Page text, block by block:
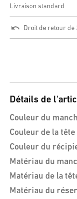
Livraison standard
Droit de retour de
Détails de
Couleur du
Couleur de la
Couleur du
Matériau du
Matériau de la
Matériau du